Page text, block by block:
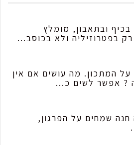
בכיף ובתאבון, מומלץ
בפטרוזיליה ולא בכוסב...
על המתכון. מה עושים אם אין
? אפשר לשים כ...
חנה שמחים על הפרגון,